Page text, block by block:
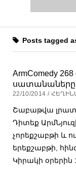
Posts tagged
ArmComedy
սատանաները
22/10/2014 /
Շաբաթվա
Դիտեք
չորեքշաբթի և
երեքշաբթի,
Կիրակի օրերին